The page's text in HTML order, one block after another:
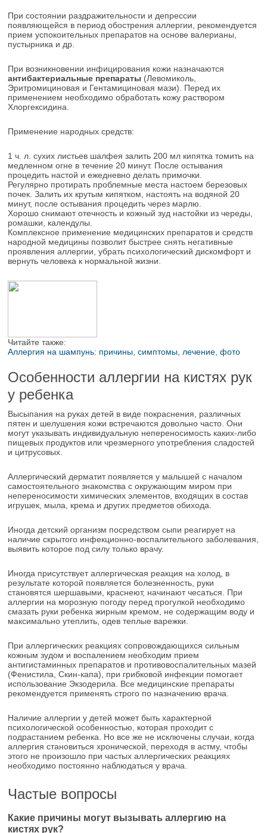
При состоянии раздражительности и депрессии
появляющейся в период обострения аллергии, рекомендуется
прием успокоительных препаратов на основе валерианы,
пустырника и др.
При возникновении инфицирования кожи назначаются
антибактериальные препараты (Левомиколь,
Эритромициновая и Гентамициновая мази). Перед их
применением необходимо обработать кожу раствором
Хлоргексидина.
Применение народных средств:
1 ч. л. сухих листьев шалфея залить 200 мл кипятка томить на
медленном огне в течение 20 минут. После остывания
процедить настой и ежедневно делать примочки.
Регулярно протирать проблемные места настоем березовых
почек. Залить их крутым кипятком, настоять на водяной 20
минут, после остывания процедить через марлю.
Хорошо снимают отечность и кожный зуд настойки из череды,
ромашки, календулы.
Комплексное применение медицинских препаратов и средств
народной медицины позволит быстрее снять негативные
проявления аллергии, убрать психологический дискомфорт и
вернуть человека к нормальной жизни.
Читайте также:
Аллергия на шампунь: причины, симптомы, лечение, фото
Особенности аллергии на кистях рук
у ребенка
Высыпания на руках детей в виде покраснения, различных
пятен и шелушения кожи встречаются довольно часто. Они
могут указывать индивидуальную непереносимость каких-либо
пищевых продуктов или чрезмерного употребления сладостей
и цитрусовых.
Аллергический дерматит появляется у малышей с началом
самостоятельного знакомства с окружающим миром при
непереносимости химических элементов, входящих в состав
игрушек, мыла, крема и других предметов обихода.
Иногда детский организм посредством сыпи реагирует на
наличие скрытого инфекционно-воспалительного заболевания,
выявить которое под силу только врачу.
Иногда присутствует аллергическая реакция на холод, в
результате которой появляется болезненность, руки
становятся шершавыми, краснеют, начинают чесаться. При
аллергии на морозную погоду перед прогулкой необходимо
смазать руки ребенка жирным кремом, не содержащим воду и
максимально утеплить, одев теплые варежки.
При аллергических реакциях сопровождающихся сильным
кожным зудом и воспалением необходим прием
антигистаминных препаратов и противовоспалительных мазей
(Фенистила, Скин-капа), при грибковой инфекции помогает
использование Экзодерила. Все медицинские препараты
рекомендуется применять строго по назначению врача.
Наличие аллергии у детей может быть характерной
психологической особенностью, которая проходит с
подрастанием ребенка. Но все же не исключены случаи, когда
аллергия становиться хронической, переходя в астму, чтобы
этого не произошло при частых аллергических реакциях
необходимо постоянно наблюдаться у врача.
Частые вопросы
Какие причины могут вызывать аллергию на
кистях рук?